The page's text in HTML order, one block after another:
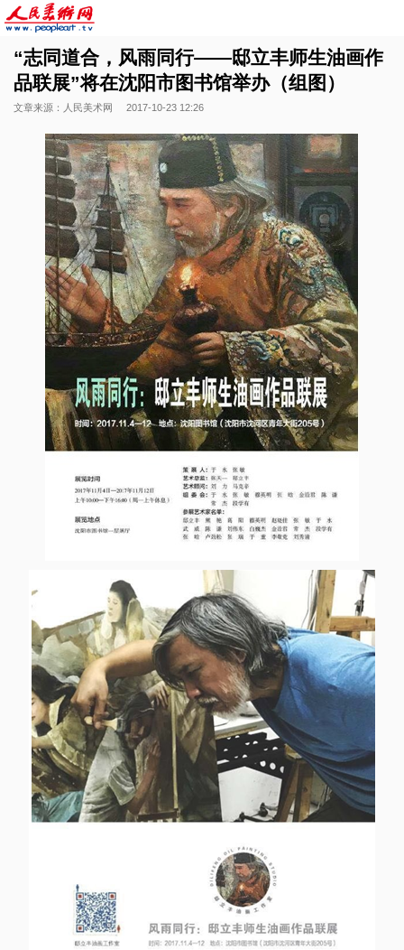
“志同道合，风雨同行——邸立丰师生油画作
品联展”将在沈阳市图书馆举办（组图）
文章来源：人民美术网 2017-10-23 12:26